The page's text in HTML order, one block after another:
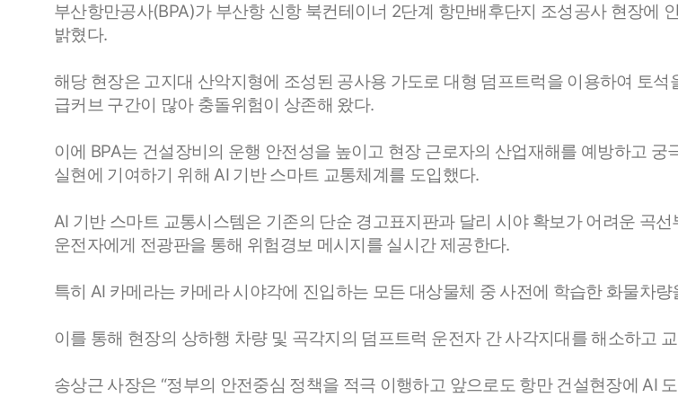
부산항만공사(BPA)가 부산항 신항 북컨테이너 2단계 항만배후단지 조성공사 현장에
밝혔다.
해당 현장은 고지대 산악지형에 조성된 공사용 가도로 대형 덤프트럭을 이용하여 토
급커브 구간이 많아 충돌위험이 상존해 왔다.
이에 BPA는 건설장비의 운행 안전성을 높이고 현장 근로자의 산업재해를 예방하고 궁
실현에 기여하기 위해 AI 기반 스마트 교통체계를 도입했다.
AI 기반 스마트 교통시스템은 기존의 단순 경고표지판과 달리 시야 확보가 어려운 곡
운전자에게 전광판을 통해 위험경보 메시지를 실시간 제공한다.
특히 AI 카메라는 카메라 시야각에 진입하는 모든 대상물체 중 사전에 학습한 화물차
이를 통해 현장의 상하행 차량 및 곡각지의 덤프트럭 운전자 간 사각지대를 해소하고
송상근 사장은 “정부의 안전중심 정책을 적극 이행하고 앞으로도 항만 건설현장에 AI